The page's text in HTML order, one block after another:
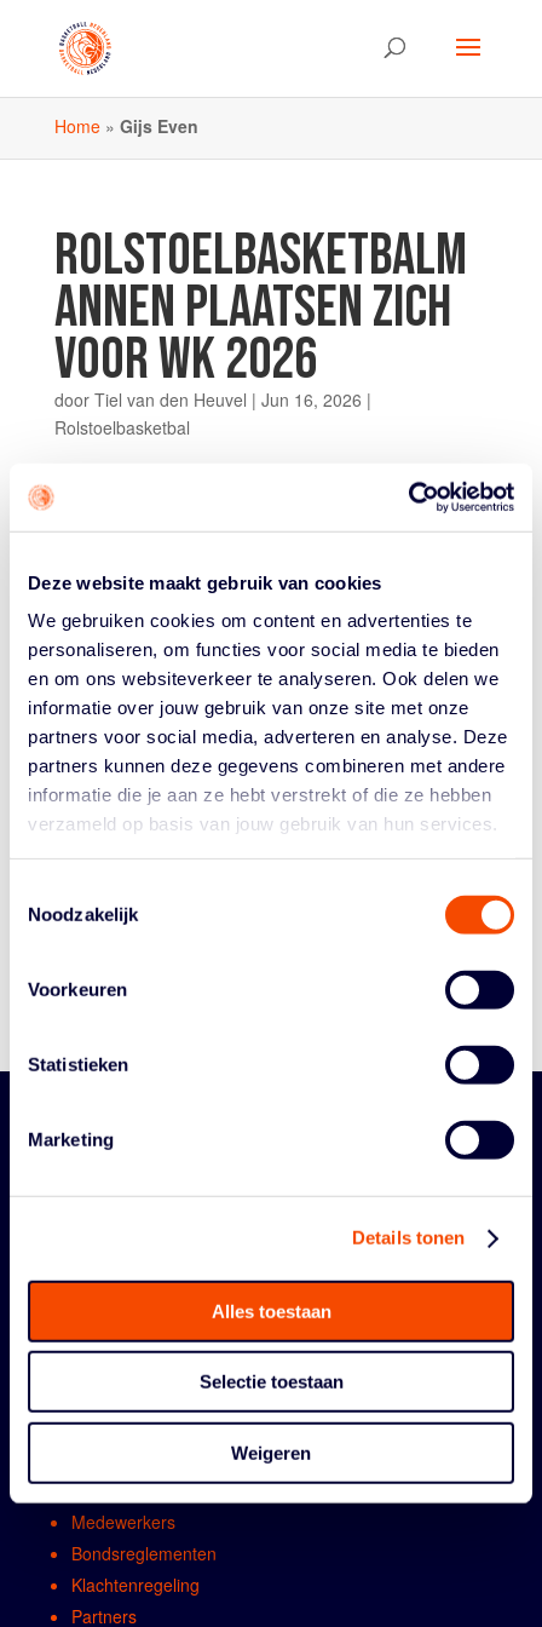
Deze website maakt gebruik van cookies
We gebruiken cookies om content en advertenties te
personaliseren, om functies voor social media te bieden
en om ons websiteverkeer te analyseren. Ook delen we
informatie over jouw gebruik van onze site met onze
partners voor social media, adverteren en analyse. Deze
partners kunnen deze gegevens combineren met andere
informatie die je aan ze hebt verstrekt of die ze hebben
verzameld op basis van jouw gebruik van hun services.
Noodzakelijk
Voorkeuren
Statistieken
Marketing
Details tonen
Alles toestaan
Selectie toestaan
Weigeren
Home» Gijs Even
ROLSTOELBASKETBALM
ANNEN PLAATSEN ZICH
VOOR WK 2026
door Tiel van den Heuvel | Jun 16, 2026 |
Rolstoelbasketbal
De Nederlandse rolstoelbasketbalmannen hebben zich
overtuigend geplaatst voor het IWBF
Wereldkampioenschap 2026 in Ottawa, Canada. Tijdens
Oranje ongeslagen en verzekerde het zich van een plek
op het mondiale...
Bestuur En Commissies
Reglementen
Algemene vergadring
Comissies en werkgroepen
Medewerkers
Bondsreglementen
Klachtenregeling
Partners